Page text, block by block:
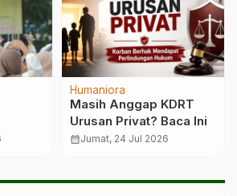
Humaniora
Masih Anggap KDRT
Urusan Privat? Baca Ini
calendar_monthJumat, 24 Jul 2026